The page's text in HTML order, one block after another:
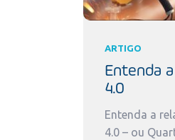
ARTIGO
Entenda
4.0
Entenda a
4.0 – ou